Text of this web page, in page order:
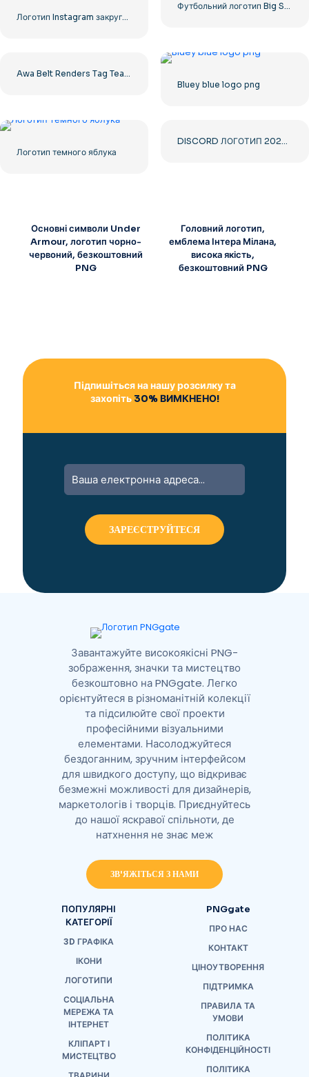
Логотип Instagram закруглений градієнт
Футбольний логотип Big Sky зі сміливим дизайном для вашої колекції, безкоштовно завантажити PNG
Awa Belt Renders Tag Team PNG – безкоштовно завантажте PNG для ваших проектів
Bluey blue logo png
Логотип темного яблука
DISCORD ЛОГОТИП 2025 ГОРИЗОНТАЛЬНИЙ СТАНДАРТ: завантажте безкоштовне зображення PNG
Основні символи Under
Armour, логотип чорно-
червоний, безкоштовний
PNG
Головний логотип,
емблема Інтера Мілана,
висока якість,
безкоштовний PNG
Підпишіться на нашу розсилку та
захопіть30% ВИМКНЕНО!
Завантажуйте високоякісні PNG-
зображення, значки та мистецтво
безкоштовно на PNGgate. Легко
орієнтуйтеся в різноманітній колекції
та підсилюйте свої проекти
професійними візуальними
елементами. Насолоджуйтеся
бездоганним, зручним інтерфейсом
для швидкого доступу, що відкриває
безмежні можливості для дизайнерів,
маркетологів і творців. Приєднуйтесь
до нашої яскравої спільноти, де
натхнення не знає меж
ЗВ'ЯЖІТЬСЯ З НАМИ
ПОПУЛЯРНІ
КАТЕГОРІЇ
3D ГРАФІКА
ІКОНИ
ЛОГОТИПИ
СОЦІАЛЬНА
МЕРЕЖА ТА
ІНТЕРНЕТ
КЛІПАРТ І
МИСТЕЦТВО
PNGgate
ПРО НАС
КОНТАКТ
ЦІНОУТВОРЕННЯ
ПІДТРИМКА
ПРАВИЛА ТА
УМОВИ
ПОЛІТИКА
КОНФІДЕНЦІЙНОСТІ
ПОЛІТИКА